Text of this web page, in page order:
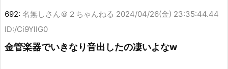
692: 名無しさん＠２ちゃんねる 2024/04/26(金) 23:35:44.44
ID:/Ci9YlIG0
金管楽器でいきなり音出したの凄いよなw